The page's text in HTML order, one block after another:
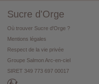
Sucre d'Orge
Où trouver Sucre d'Orge ?
Mentions légales
Respect de la vie privée
Groupe Salmon Arc-en-ciel
SIRET 349 773 697 00017